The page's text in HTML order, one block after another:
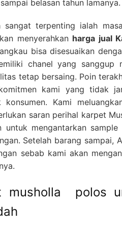
belasan tahun lamanya.
sangat terpenting ialah
menyerahkan harga jual
bisa disesuaikan
chanel yang sanggup
tetap bersaing. Poin
kami yang tidak
konsumen. Kami
saran perihal karpet
untuk mengantarkan
Setelah barang sampai,
sebab kami akan
musholla polos